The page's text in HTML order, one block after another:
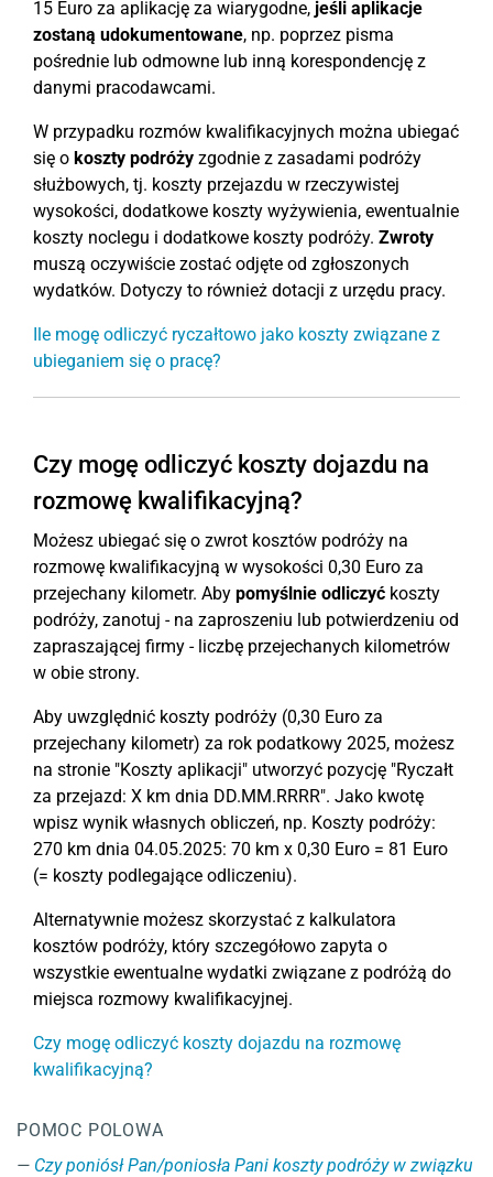
15 Euro za aplikację za wiarygodne, jeśli aplikacje
zostaną udokumentowane, np. poprzez pisma
pośrednie lub odmowne lub inną korespondencję z
danymi pracodawcami.
W przypadku rozmów kwalifikacyjnych można ubiegać
się o koszty podróży zgodnie z zasadami podróży
służbowych, tj. koszty przejazdu w rzeczywistej
wysokości, dodatkowe koszty wyżywienia, ewentualnie
koszty noclegu i dodatkowe koszty podróży. Zwroty
muszą oczywiście zostać odjęte od zgłoszonych
wydatków. Dotyczy to również dotacji z urzędu pracy.
Ile mogę odliczyć ryczałtowo jako koszty związane z
ubieganiem się o pracę?
Czy mogę odliczyć koszty dojazdu na
rozmowę kwalifikacyjną?
Możesz ubiegać się o zwrot kosztów podróży na
rozmowę kwalifikacyjną w wysokości 0,30 Euro za
przejechany kilometr. Aby pomyślnie odliczyć koszty
podróży, zanotuj - na zaproszeniu lub potwierdzeniu od
zapraszającej firmy - liczbę przejechanych kilometrów
w obie strony.
Aby uwzględnić koszty podróży (0,30 Euro za
przejechany kilometr) za rok podatkowy 2025, możesz
na stronie "Koszty aplikacji" utworzyć pozycję "Ryczałt
za przejazd: X km dnia DD.MM.RRRR". Jako kwotę
wpisz wynik własnych obliczeń, np. Koszty podróży:
270 km dnia 04.05.2025: 70 km x 0,30 Euro = 81 Euro
(= koszty podlegające odliczeniu).
Alternatywnie możesz skorzystać z kalkulatora
kosztów podróży, który szczegółowo zapyta o
wszystkie ewentualne wydatki związane z podróżą do
miejsca rozmowy kwalifikacyjnej.
Czy mogę odliczyć koszty dojazdu na rozmowę
kwalifikacyjną?
POMOC POLOWA
Czy poniósł Pan/poniosła Pani koszty podróży w związku